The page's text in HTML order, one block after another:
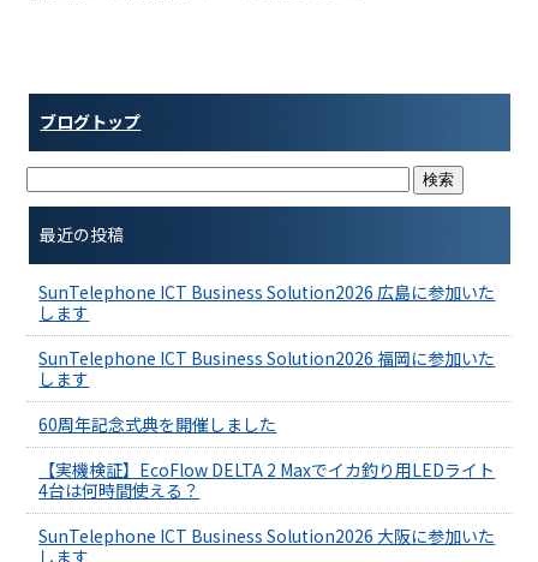
ブログトップ
最近の投稿
SunTelephone ICT Business Solution2026 広島に参加いた
します
SunTelephone ICT Business Solution2026 福岡に参加いた
します
60周年記念式典を開催しました
【実機検証】EcoFlow DELTA 2 Maxでイカ釣り用LEDライト
4台は何時間使える？
SunTelephone ICT Business Solution2026 大阪に参加いた
します